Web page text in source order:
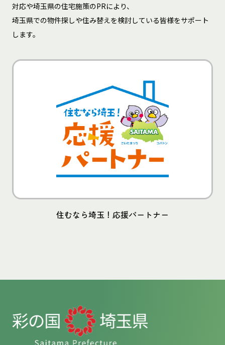
対応や埼玉県の住宅施策のPRにより、
埼玉県での物件探しや住み替えを検討している皆様をサポート
します。
住むなら埼玉！応援パートナー